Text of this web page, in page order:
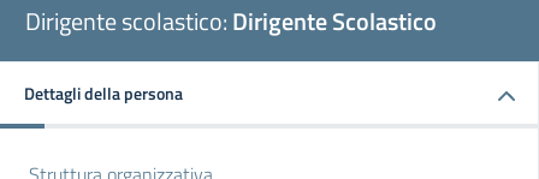
Dirigente scolastico:Dirigente Scolastico
Dettagli della persona